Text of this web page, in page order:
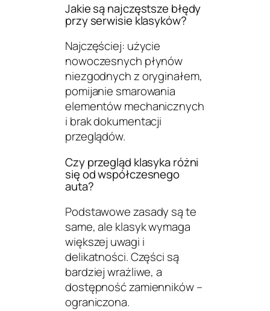
Jakie są najczęstsze błędy
przy serwisie klasyków?
Najczęściej: użycie
nowoczesnych płynów
niezgodnych z oryginałem,
pomijanie smarowania
elementów mechanicznych
i brak dokumentacji
przeglądów.
Czy przegląd klasyka różni
się od współczesnego
auta?
Podstawowe zasady są te
same, ale klasyk wymaga
większej uwagi i
delikatności. Części są
bardziej wrażliwe, a
dostępność zamienników –
ograniczona.